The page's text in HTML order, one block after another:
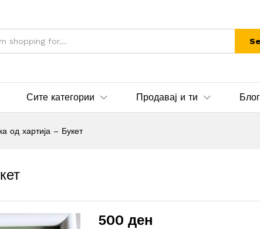
Сите категории Продавај и ти Блог
од хартија – Букет
500ден